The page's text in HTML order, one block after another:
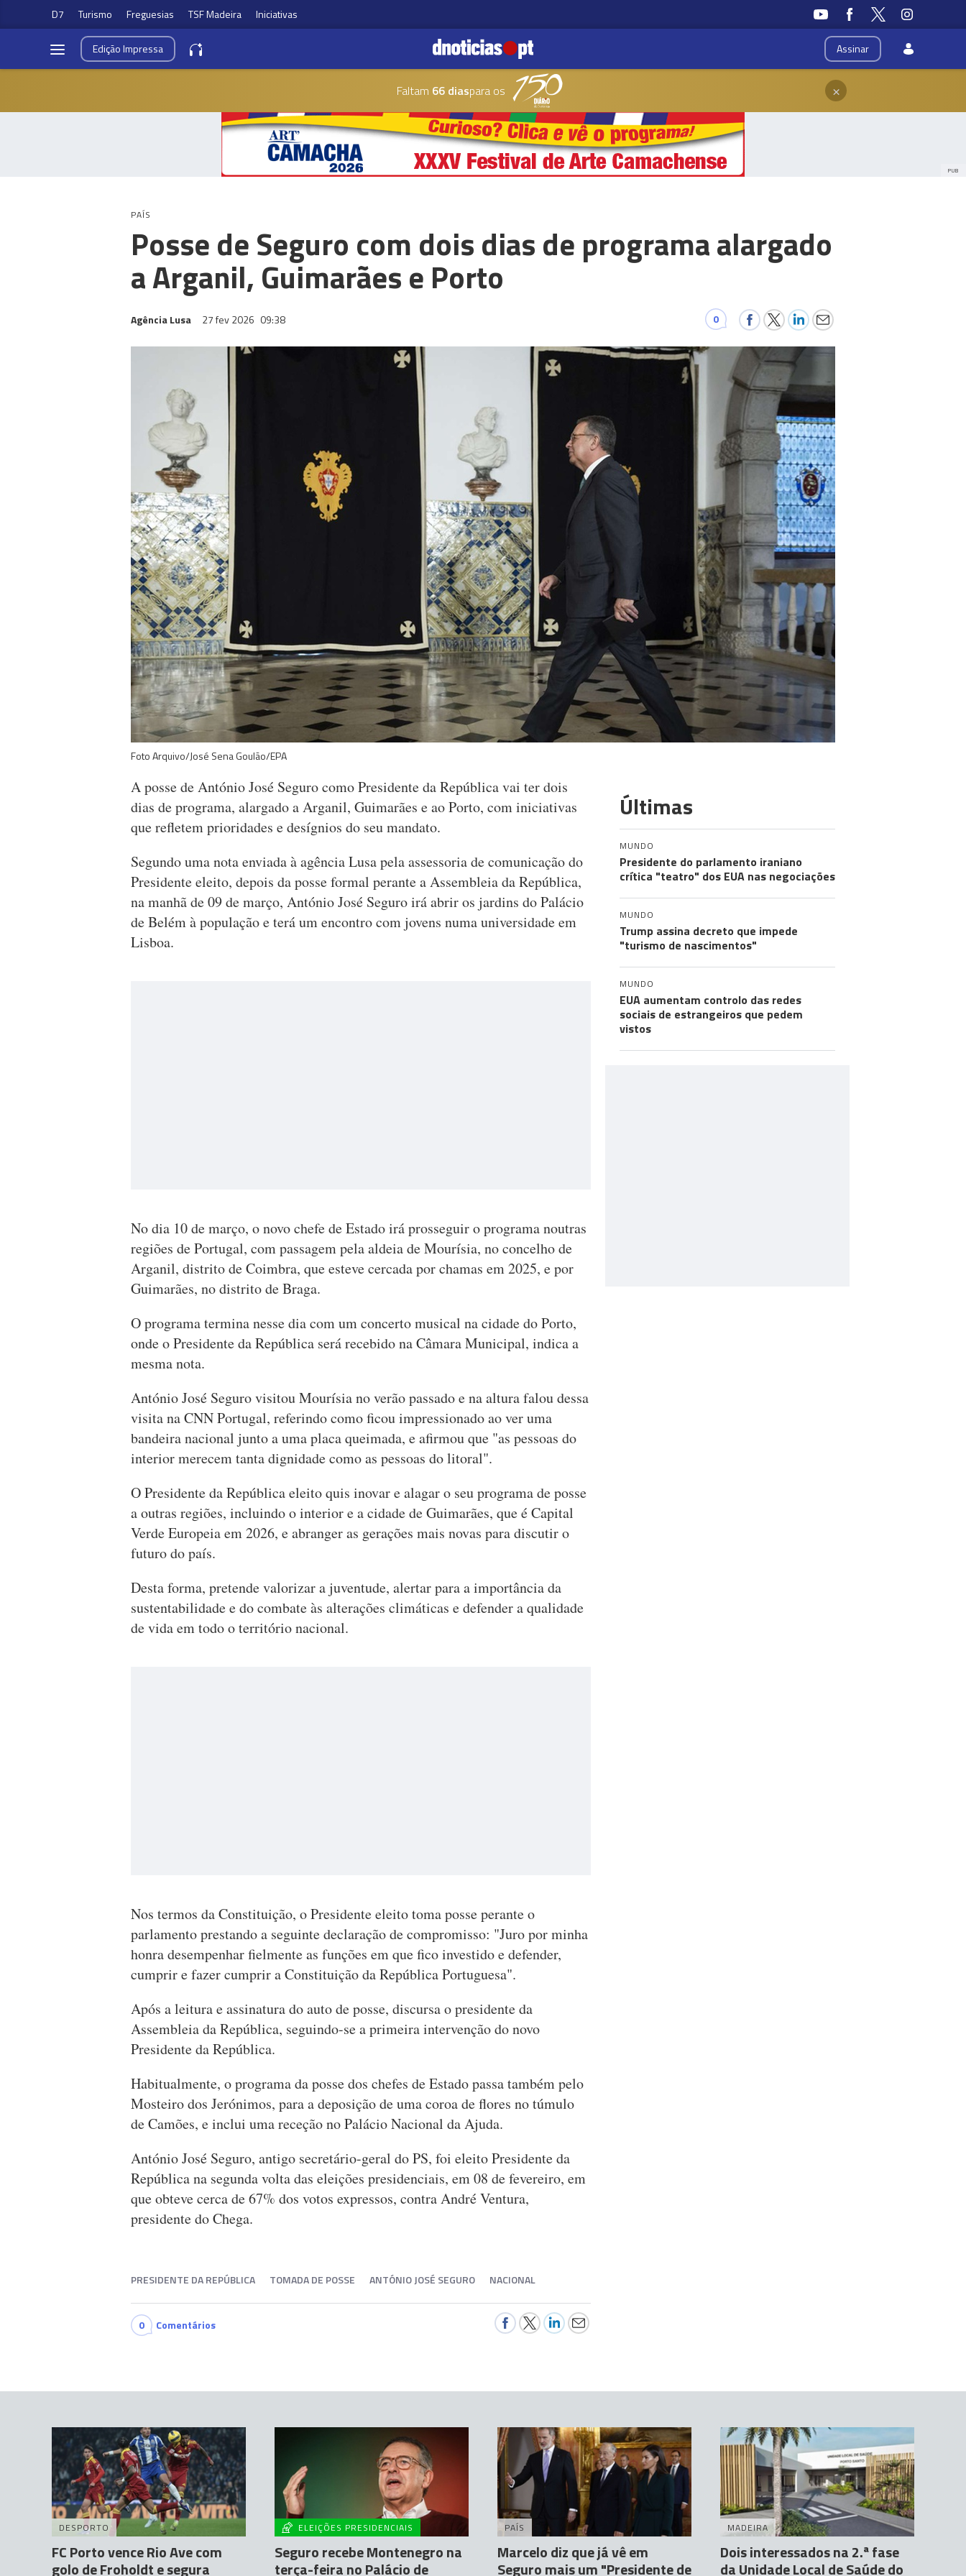
D7 Turismo Freguesias TSF Madeira Iniciativas
Assinar
EdiçãoImpressa
Faltam 66 diaspara os ×
PUB
PAÍS
Posse de Seguro com dois dias de programa alargado
a Arganil, Guimarães e Porto
Agência Lusa 27 fev 2026 09:38 0
Foto Arquivo/José Sena Goulão/EPA
A posse de António José Seguro como Presidente da República vai ter dois
dias de programa, alargado a Arganil, Guimarães e ao Porto, com iniciativas
que refletem prioridades e desígnios do seu mandato.
Segundo uma nota enviada à agência Lusa pela assessoria de comunicação do
Presidente eleito, depois da posse formal perante a Assembleia da República,
na manhã de 09 de março, António José Seguro irá abrir os jardins do Palácio
de Belém à população e terá um encontro com jovens numa universidade em
Lisboa.
No dia 10 de março, o novo chefe de Estado irá prosseguir o programa noutras
regiões de Portugal, com passagem pela aldeia de Mourísia, no concelho de
Arganil, distrito de Coimbra, que esteve cercada por chamas em 2025, e por
Guimarães, no distrito de Braga.
O programa termina nesse dia com um concerto musical na cidade do Porto,
onde o Presidente da República será recebido na Câmara Municipal, indica a
mesma nota.
António José Seguro visitou Mourísia no verão passado e na altura falou dessa
visita na CNN Portugal, referindo como ficou impressionado ao ver uma
bandeira nacional junto a uma placa queimada, e afirmou que "as pessoas do
interior merecem tanta dignidade como as pessoas do litoral".
O Presidente da República eleito quis inovar e alagar o seu programa de posse
a outras regiões, incluindo o interior e a cidade de Guimarães, que é Capital
Verde Europeia em 2026, e abranger as gerações mais novas para discutir o
futuro do país.
Desta forma, pretende valorizar a juventude, alertar para a importância da
sustentabilidade e do combate às alterações climáticas e defender a qualidade
de vida em todo o território nacional.
Nos termos da Constituição, o Presidente eleito toma posse perante o
parlamento prestando a seguinte declaração de compromisso: "Juro por minha
honra desempenhar fielmente as funções em que fico investido e defender,
cumprir e fazer cumprir a Constituição da República Portuguesa".
Após a leitura e assinatura do auto de posse, discursa o presidente da
Assembleia da República, seguindo-se a primeira intervenção do novo
Presidente da República.
Habitualmente, o programa da posse dos chefes de Estado passa também pelo
Mosteiro dos Jerónimos, para a deposição de uma coroa de flores no túmulo
de Camões, e inclui uma receção no Palácio Nacional da Ajuda.
António José Seguro, antigo secretário-geral do PS, foi eleito Presidente da
República na segunda volta das eleições presidenciais, em 08 de fevereiro, em
que obteve cerca de 67% dos votos expressos, contra André Ventura,
presidente do Chega.
PRESIDENTE DA REPÚBLICA TOMADA DE POSSE ANTÓNIO JOSÉ SEGURO NACIONAL
0 Comentários
Últimas
MUNDO
Presidente do parlamento iraniano
crítica "teatro" dos EUA nas negociações
MUNDO
Trump assina decreto que impede
"turismo de nascimentos"
MUNDO
EUA aumentam controlo das redes
sociais de estrangeiros que pedem
vistos
DESPORTO
FC Porto vence Rio Ave com
golo de Froholdt e segura
ELEIÇÕES PRESIDENCIAIS
Seguro recebe Montenegro na
terça-feira no Palácio de
PAÍS
Marcelo diz que já vê em
Seguro mais um "Presidente de
MADEIRA
Dois interessados na 2.ª fase
da Unidade Local de Saúde do